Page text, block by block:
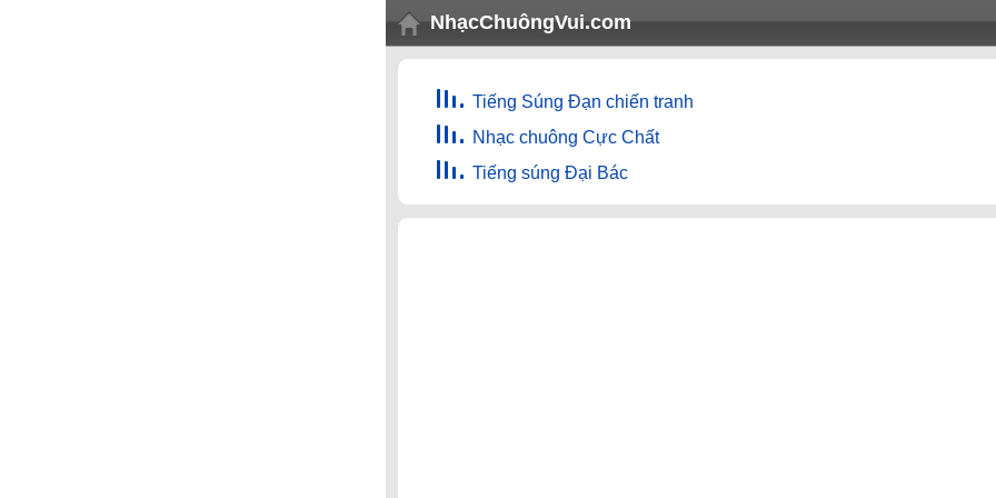
NhạcChuôngVui.com
Tiếng Súng Đạn chiến tranh
Nhạc chuông Cực Chất
Tiếng súng Đại Bác